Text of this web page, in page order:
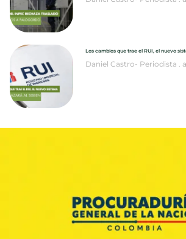
Los cambios que trae el RUI, el nuevo
Daniel Castro- Periodista